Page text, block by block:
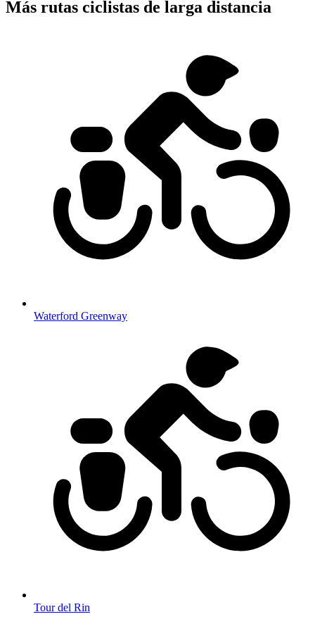
Más rutas ciclistas de larga distancia
Waterford Greenway
Tour del Rin